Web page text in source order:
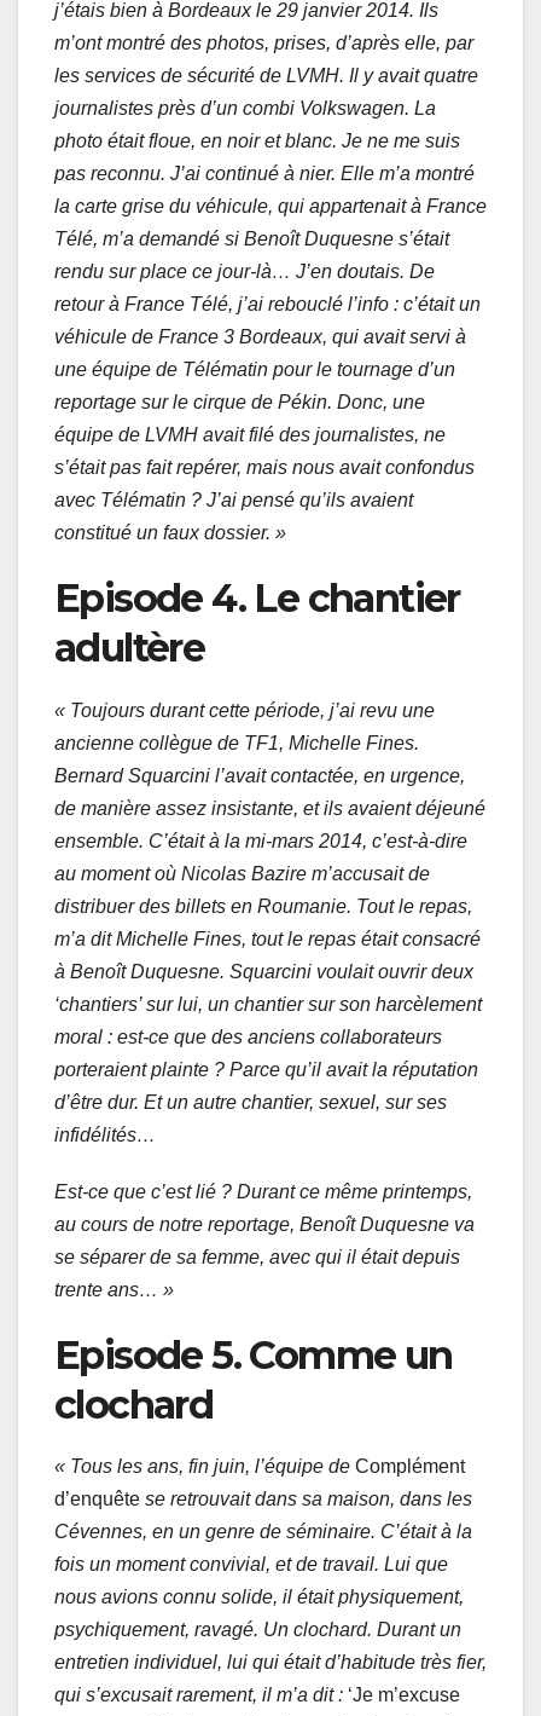
j’étais bien à Bordeaux le 29 janvier 2014. Ils
m’ont montré des photos, prises, d’après elle, par
les services de sécurité de LVMH. Il y avait quatre
journalistes près d’un combi Volkswagen. La
photo était floue, en noir et blanc. Je ne me suis
pas reconnu. J’ai continué à nier. Elle m’a montré
la carte grise du véhicule, qui appartenait à France
Télé, m’a demandé si Benoît Duquesne s’était
rendu sur place ce jour-là… J’en doutais. De
retour à France Télé, j’ai rebouclé l’info : c’était un
véhicule de France 3 Bordeaux, qui avait servi à
une équipe de Télématin pour le tournage d’un
reportage sur le cirque de Pékin. Donc, une
équipe de LVMH avait filé des journalistes, ne
s’était pas fait repérer, mais nous avait confondus
avec Télématin ? J’ai pensé qu’ils avaient
constitué un faux dossier. »
Episode 4. Le chantier
adultère
« Toujours durant cette période, j’ai revu une
ancienne collègue de TF1, Michelle Fines.
Bernard Squarcini l’avait contactée, en urgence,
de manière assez insistante, et ils avaient déjeuné
ensemble. C’était à la mi-mars 2014, c’est-à-dire
au moment où Nicolas Bazire m’accusait de
distribuer des billets en Roumanie. Tout le repas,
m’a dit Michelle Fines, tout le repas était consacré
à Benoît Duquesne. Squarcini voulait ouvrir deux
‘chantiers’ sur lui, un chantier sur son harcèlement
moral : est-ce que des anciens collaborateurs
porteraient plainte ? Parce qu’il avait la réputation
d’être dur. Et un autre chantier, sexuel, sur ses
infidélités…
Est-ce que c’est lié ? Durant ce même printemps,
au cours de notre reportage, Benoît Duquesne va
se séparer de sa femme, avec qui il était depuis
trente ans… »
Episode 5. Comme un
clochard
« Tous les ans, fin juin, l’équipe de Complément
d’enquête se retrouvait dans sa maison, dans les
Cévennes, en un genre de séminaire. C’était à la
fois un moment convivial, et de travail. Lui que
nous avions connu solide, il était physiquement,
psychiquement, ravagé. Un clochard. Durant un
entretien individuel, lui qui était d’habitude très fier,
qui s’excusait rarement, il m’a dit : ‘Je m’excuse